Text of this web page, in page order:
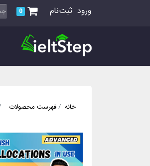
ورود ثبت‌نام 0
خانه فهرست محصولات